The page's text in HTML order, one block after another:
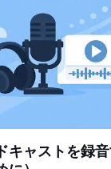
キャストを録